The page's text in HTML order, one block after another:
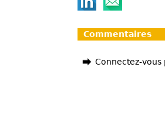
Commentaires
Connectez-